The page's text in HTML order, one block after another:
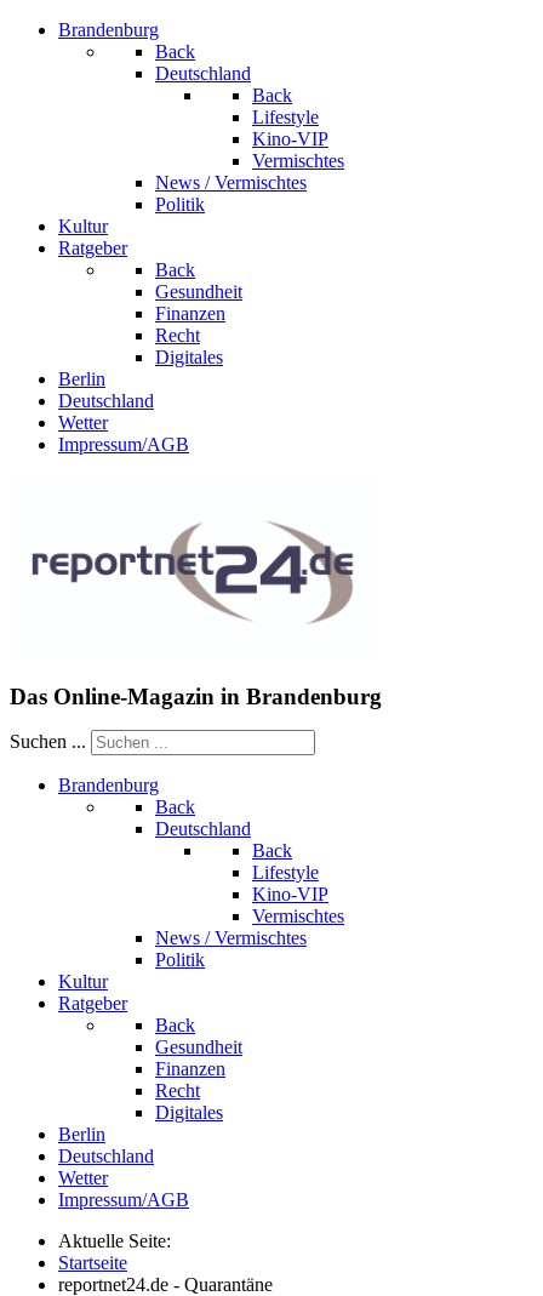
Brandenburg
Back
Deutschland
Back
Lifestyle
Kino-VIP
Vermischtes
News / Vermischtes
Politik
Kultur
Ratgeber
Back
Gesundheit
Finanzen
Recht
Digitales
Berlin
Deutschland
Wetter
Impressum/AGB
Das Online-Magazin in Brandenburg
Suchen ...
Brandenburg
Back
Deutschland
Back
Lifestyle
Kino-VIP
Vermischtes
News / Vermischtes
Politik
Kultur
Ratgeber
Back
Gesundheit
Finanzen
Recht
Digitales
Berlin
Deutschland
Wetter
Impressum/AGB
Aktuelle Seite:
Startseite
reportnet24.de - Quarantäne